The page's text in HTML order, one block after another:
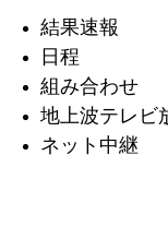
結果速報
日程
組み合わせ
地上波テレビ
ネット中継